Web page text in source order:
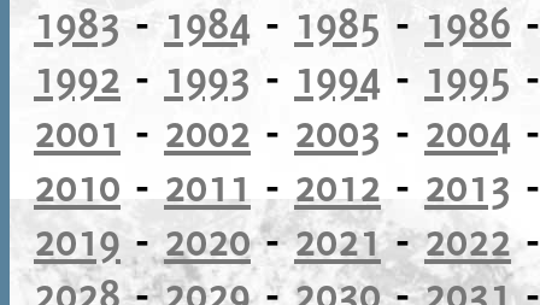
1983 - 1984 - 1985 - 1986
1992 - 1993 - 1994 - 1995
2001 - 2002 - 2003 - 2004
2010 - 2011 - 2012 - 2013
2019 - 2020-2021-2022
2028-2029- 2030-2031